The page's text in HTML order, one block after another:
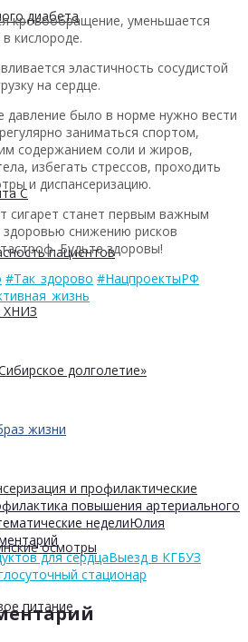
диабета
С
пациентов
ХНИЗ
долголетие»
жизни
и профилактические
осмотры
питание
кровообращение, уменьшается
кислороде.
эластичность сосудистой
на сердце.
было в норме нужно вести
заниматься спортом,
содержанием соли и жиров,
избегать стрессов, проходить
и диспансеризацию.
сигарет станет первым важным
снижению рисков
Будьте здоровы!
#Так_здорово #НацпроектыРФ
повышения артериального
неделиЮлия
для сердцаВыезд в КГБУЗ
стационар